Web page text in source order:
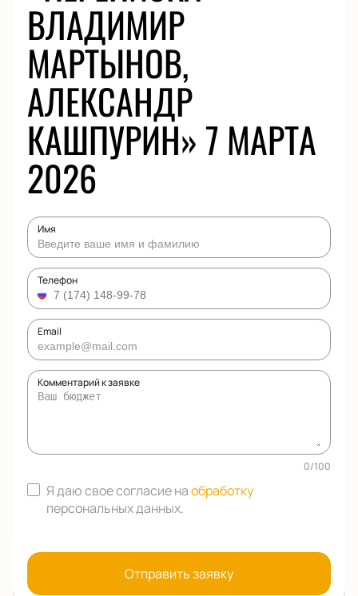
ВЛАДИМИР
МАРТЫНОВ,
АЛЕКСАНДР
КАШПУРИН» 7 МАРТА
2026
Имя
Телефон
Email
Комментарий к заявке
0/100
Я даю свое согласие наобработку
персональных данных.
Отправить заявку